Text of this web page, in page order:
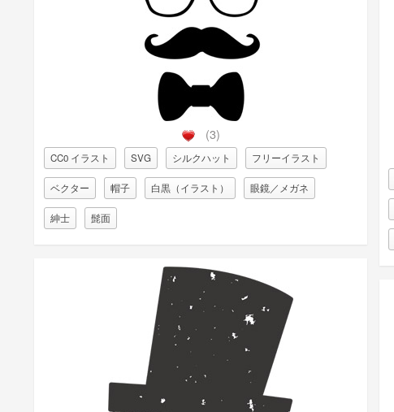
(3)
CC0 イラスト SVG シルクハット フリーイラスト
ベクター 帽子 白黒（イラスト） 眼鏡／メガネ
紳士 髭面